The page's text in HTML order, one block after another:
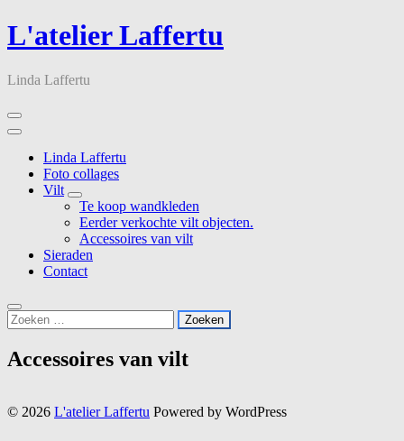
Skip
to
L'atelier Laffertu
Linda Laffertu
Linda Laffertu
Foto collages
Vilt
Te koop wandkleden
Eerder verkochte vilt objecten.
Accessoires van vilt
Sieraden
Contact
Zoeken
naar:
Accessoires van vilt
© 2026 L'atelier Laffertu Powered by WordPress